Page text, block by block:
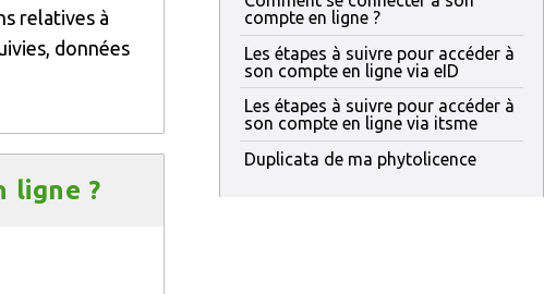
compte en ligne ?
Les étapes à suivre pour accéder à
son compte en ligne via eID
Les étapes à suivre pour accéder à
son compte en ligne via itsme
Duplicata de ma phytolicence
relatives à
données
ligne ?